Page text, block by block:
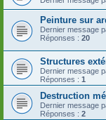
Peinture sur
Dernier message
Réponses : 20
Structures
Dernier message
Réponses : 1
Destruction
Dernier message
Réponses : 2